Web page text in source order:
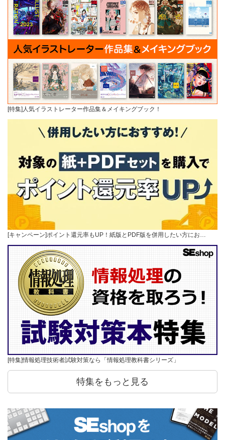
[特集]人気イラストレーター作品集＆メイキングブック！
[キャンペーン]ポイント還元率もUP！紙版とPDF版を併用したい方にお…
[特集]情報処理技術者試験対策なら「情報処理教科書シリーズ」
特集をもっと見る